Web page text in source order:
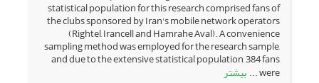
statistical population for this research comprised fans of
the clubs sponsored by Iran's mobile network operators
(Rightel, Irancell and Hamrahe Aval). A convenience
sampling method was employed for the research sample,
and due to the extensive statistical population, 384 fans
were ... بیشتر